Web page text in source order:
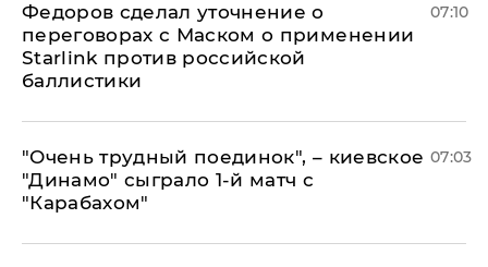
Федоров сделал уточнение о
переговорах с Маском о применении
Starlink против российской
баллистики
07:10
"Очень трудный поединок", – киевское
"Динамо" сыграло 1-й матч с
"Карабахом"
07:03